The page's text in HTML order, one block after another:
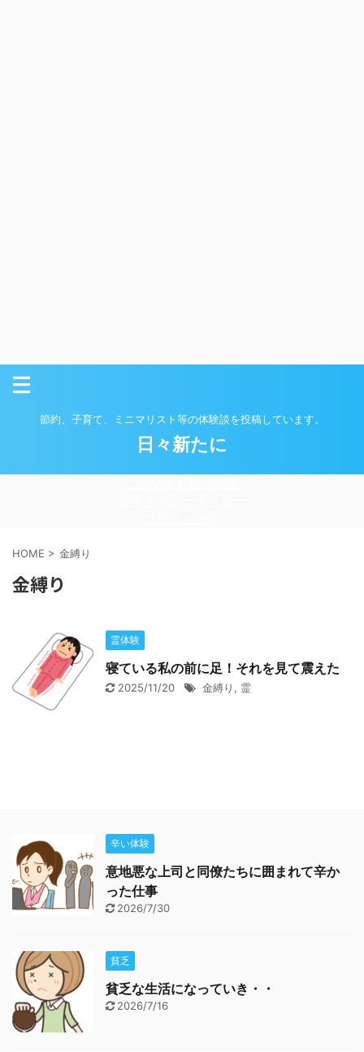
節約、子育て、ミニマリスト等の体験談を投稿しています。
日々新たに
HOME > 金縛り
金縛り
霊体験
寝ている私の前に足！それを見て震えた
2025/11/20 金縛り , 霊
辛い体験
意地悪な上司と同僚たちに囲まれて辛か
った仕事
2026/7/30
貧乏
貧乏な生活になっていき・・
2026/7/16